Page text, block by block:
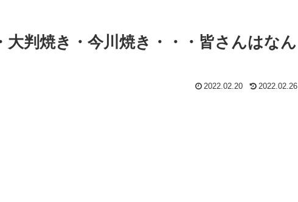
大判焼き・今川焼き・・・皆さんはなん
2022.02.20 2022.02.26